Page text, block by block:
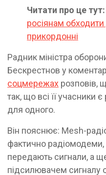
Читати про це тут:
росіянам обходити
прикордонні
Радник міністра
Бескрестнов у
соцмережах розповів,
так, що всі її учасники
для одного.
Він пояснює: Mesh-
фактично радіомодеми,
передають сигнали, а
підсилювачем сигналу